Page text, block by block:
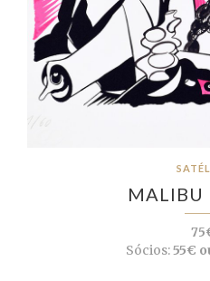
MALIBU
Sócios:55€